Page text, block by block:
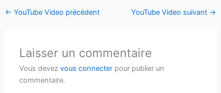
← YouTube Video précédent YouTube Video suivant →
Laisser un commentaire
Vous devezvous connecter pour publier un
commentaire.